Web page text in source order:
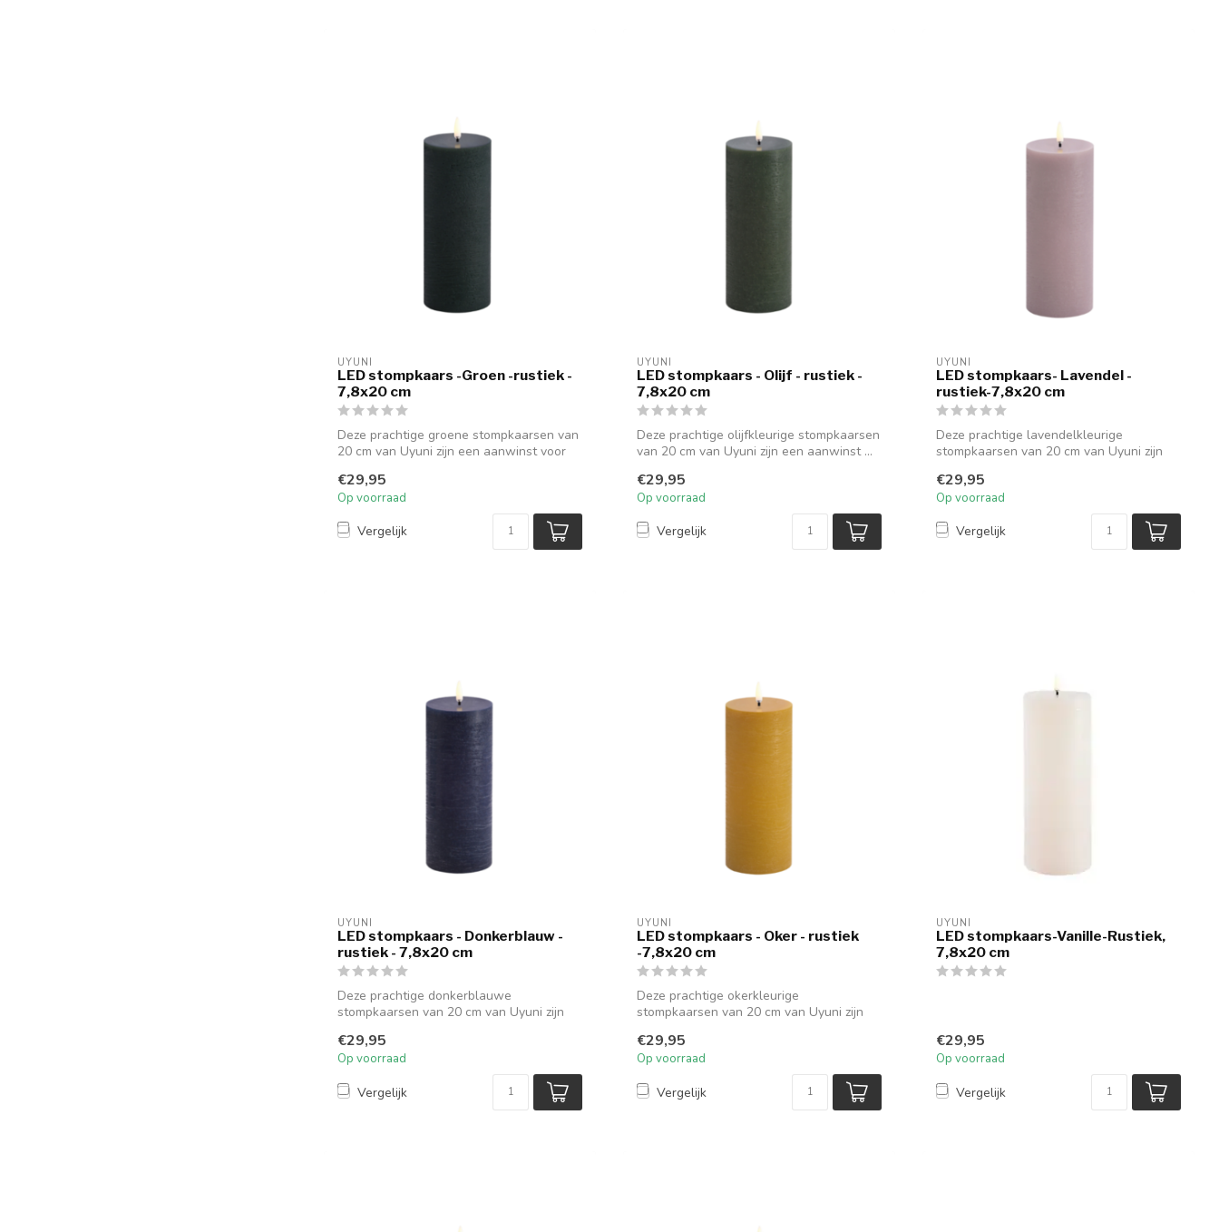
UYUNI
LED stompkaars -Groen -rustiek -
7,8x20 cm
Deze prachtige groene stompkaarsen van
20 cm van Uyuni zijn een aanwinst voor
€29,95
Op voorraad
Vergelijk
UYUNI
LED stompkaars - Olijf - rustiek -
7,8x20 cm
Deze prachtige olijfkleurige stompkaarsen
van 20 cm van Uyuni zijn een aanwinst ...
€29,95
Op voorraad
Vergelijk
UYUNI
LED stompkaars- Lavendel -
rustiek-7,8x20 cm
Deze prachtige lavendelkleurige
stompkaarsen van 20 cm van Uyuni zijn
€29,95
Op voorraad
Vergelijk
UYUNI
LED stompkaars - Donkerblauw -
rustiek - 7,8x20 cm
Deze prachtige donkerblauwe
stompkaarsen van 20 cm van Uyuni zijn
€29,95
Op voorraad
Vergelijk
UYUNI
LED stompkaars - Oker - rustiek
-7,8x20 cm
Deze prachtige okerkleurige
stompkaarsen van 20 cm van Uyuni zijn
€29,95
Op voorraad
Vergelijk
UYUNI
LED stompkaars-Vanille-Rustiek,
7,8x20 cm
€29,95
Op voorraad
Vergelijk